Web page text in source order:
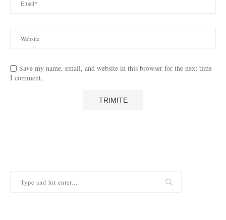
Save my name, email, and website in this browser for the next time
I comment.